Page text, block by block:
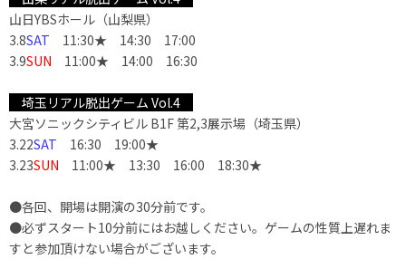
山日YBSホール（山梨県）
3.8SAT 11:30★ 14:30 17:00
3.9SUN 11:00★ 14:00 16:30
埼玉リアル脱出ゲーム Vol.4
大宮ソニックシティビル B1F 第2,3展示場（埼玉県）
3.22SAT 16:30 19:00★
3.23SUN 11:00★ 13:30 16:00 18:30★
●各回、開場は開演の30分前です。
●必ずスタート10分前にはお越しください。ゲームの性質上遅れま
すと参加頂けない場合がございます。